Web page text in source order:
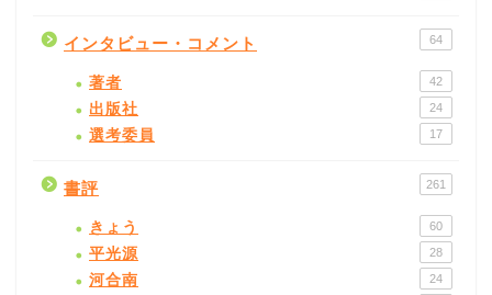
インタビュー・コメント 64
著者 42
出版社 24
選考委員 17
書評 261
きょう 60
平光源 28
河合南 24